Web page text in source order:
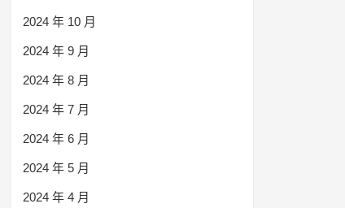
2024 年 10 月
2024 年 9 月
2024 年 8 月
2024 年 7 月
2024 年 6 月
2024 年 5 月
2024 年 4 月